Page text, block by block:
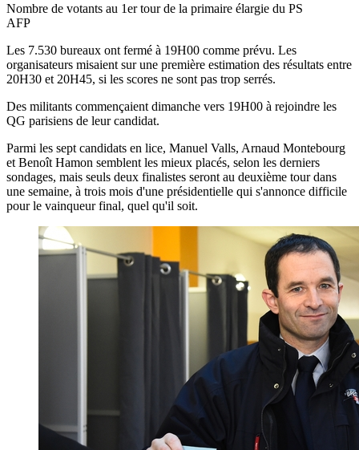
Nombre de votants au 1er tour de la primaire élargie du PS
AFP
Les 7.530 bureaux ont fermé à 19H00 comme prévu. Les
organisateurs misaient sur une première estimation des résultats entre
20H30 et 20H45, si les scores ne sont pas trop serrés.
Des militants commençaient dimanche vers 19H00 à rejoindre les
QG parisiens de leur candidat.
Parmi les sept candidats en lice, Manuel Valls, Arnaud Montebourg
et Benoît Hamon semblent les mieux placés, selon les derniers
sondages, mais seuls deux finalistes seront au deuxième tour dans
une semaine, à trois mois d'une présidentielle qui s'annonce difficile
pour le vainqueur final, quel qu'il soit.